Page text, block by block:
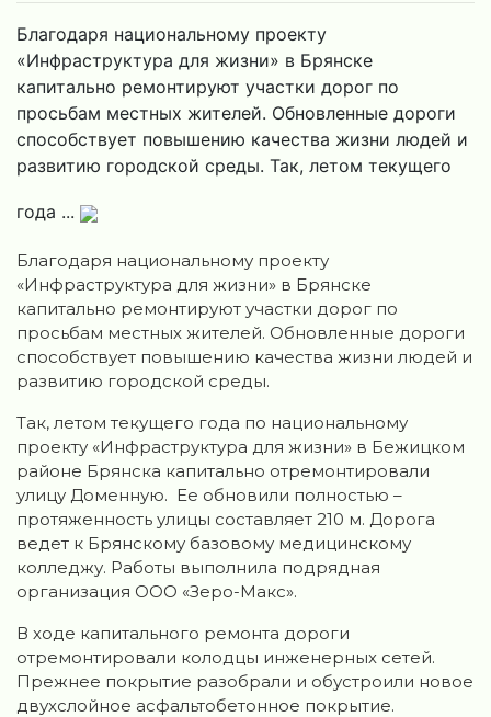
Благодаря национальному проекту
«Инфраструктура для жизни» в Брянске
капитально ремонтируют участки дорог по
просьбам местных жителей. Обновленные дороги
способствует повышению качества жизни людей и
развитию городской среды. Так, летом текущего
года ...
Благодаря национальному проекту
«Инфраструктура для жизни» в Брянске
капитально ремонтируют участки дорог по
просьбам местных жителей. Обновленные дороги
способствует повышению качества жизни людей и
развитию городской среды.
Так, летом текущего года по национальному
проекту «Инфраструктура для жизни» в Бежицком
районе Брянска капитально отремонтировали
улицу Доменную. Ее обновили полностью –
протяженность улицы составляет 210 м. Дорога
ведет к Брянскому базовому медицинскому
колледжу. Работы выполнила подрядная
организация ООО «Зеро-Макс».
В ходе капитального ремонта дороги
отремонтировали колодцы инженерных сетей.
Прежнее покрытие разобрали и обустроили новое
двухслойное асфальтобетонное покрытие.